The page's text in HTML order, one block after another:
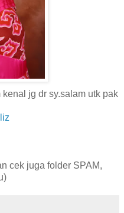
kenal jg dr sy.salam utk pak
cek juga folder SPAM,